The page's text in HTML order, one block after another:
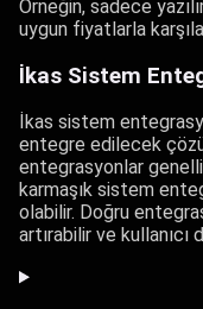
Örneğin, sadece
uygun fiyatlarla
İkas Sistem
İkas sistem
entegre edilecek
entegrasyonlar
karmaşık sistem
olabilir. Doğru
artırabilir ve